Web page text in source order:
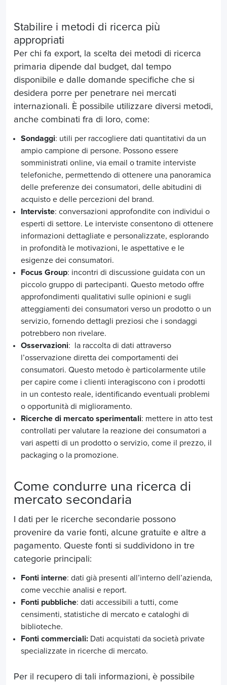
Stabilire i metodi di ricerca più
appropriati
Per chi fa export, la scelta dei metodi di ricerca
primaria dipende dal budget, dal tempo
disponibile e dalle domande specifiche che si
desidera porre per penetrare nei mercati
internazionali. È possibile utilizzare diversi metodi,
anche combinati fra di loro, come:
Sondaggi: utili per raccogliere dati quantitativi da un
ampio campione di persone. Possono essere
somministrati online, via email o tramite interviste
telefoniche, permettendo di ottenere una panoramica
delle preferenze dei consumatori, delle abitudini di
acquisto e delle percezioni del brand.
Interviste: conversazioni approfondite con individui o
esperti di settore. Le interviste consentono di ottenere
informazioni dettagliate e personalizzate, esplorando
in profondità le motivazioni, le aspettative e le
esigenze dei consumatori.
Focus Group: incontri di discussione guidata con un
piccolo gruppo di partecipanti. Questo metodo offre
approfondimenti qualitativi sulle opinioni e sugli
atteggiamenti dei consumatori verso un prodotto o un
servizio, fornendo dettagli preziosi che i sondaggi
potrebbero non rivelare.
Osservazioni: la raccolta di dati attraverso
l’osservazione diretta dei comportamenti dei
consumatori. Questo metodo è particolarmente utile
per capire come i clienti interagiscono con i prodotti
in un contesto reale, identificando eventuali problemi
o opportunità di miglioramento.
Ricerche di mercato sperimentali: mettere in atto test
controllati per valutare la reazione dei consumatori a
vari aspetti di un prodotto o servizio, come il prezzo, il
packaging o la promozione.
Come condurre una ricerca di
mercato secondaria
I dati per le ricerche secondarie possono
provenire da varie fonti, alcune gratuite e altre a
pagamento. Queste fonti si suddividono in tre
categorie principali:
Fonti interne: dati già presenti all’interno dell’azienda,
come vecchie analisi e report.
Fonti pubbliche: dati accessibili a tutti, come
censimenti, statistiche di mercato e cataloghi di
biblioteche.
Fonti commerciali: Dati acquistati da società private
specializzate in ricerche di mercato.
Per il recupero di tali informazioni, è possibile